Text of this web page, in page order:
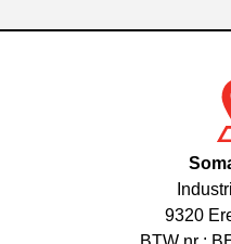
9320